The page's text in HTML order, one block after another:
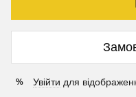
% Увійти для